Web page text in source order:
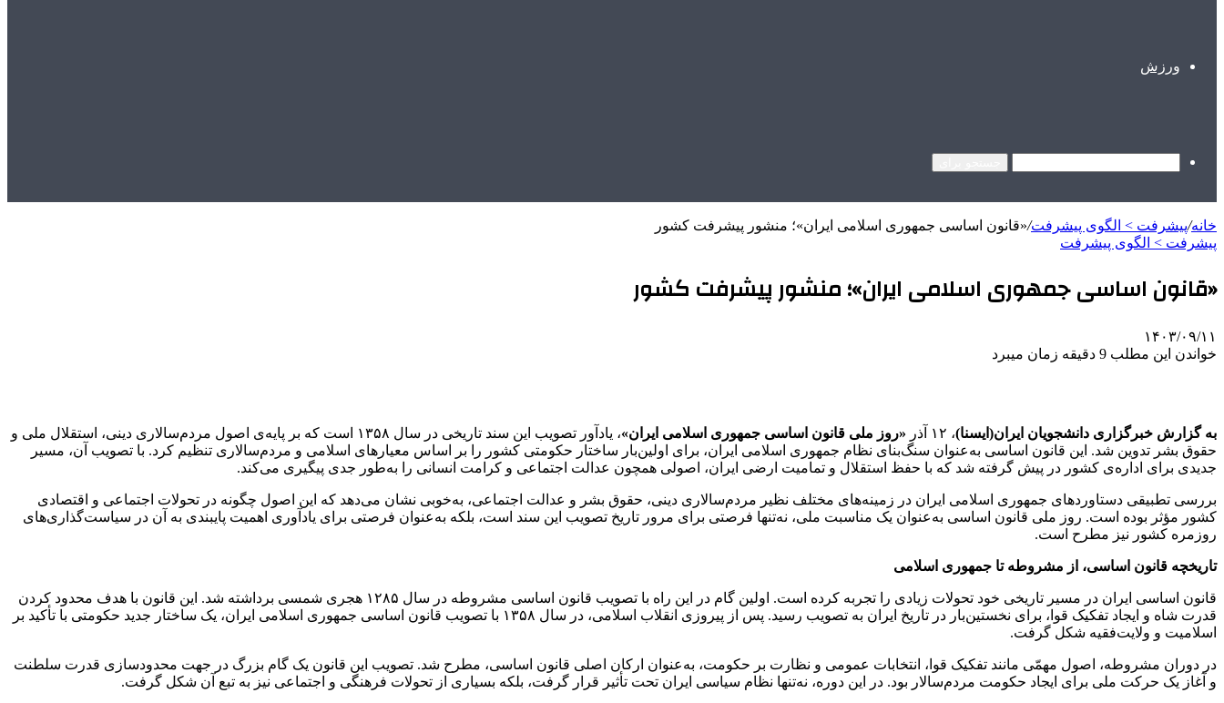
ورزش
خانه/پیشرفت > الگوی پیشرفت/«قانون اساسی جمهوری اسلامی ایران»؛ منشور پیشرفت کشور
پیشرفت > الگوی پیشرفت
«قانون اساسی جمهوری اسلامی ایران»؛ منشور پیشرفت کشور
۱۴۰۳/۰۹/۱۱
خواندن این مطلب 9 دقیقه زمان میبرد
به گزارش خبرگزاری دانشجویان ایران(ایسنا)، ۱۲ آذر «روز ملی قانون اساسی جمهوری اسلامی ایران»
، یادآور تصویب این سند تاریخی در سال ۱۳۵۸ است که بر پایه‌ی اصول مردم‌سالاری دینی، استقلال ملی و
حقوق بشر تدوین شد. این قانون اساسی به‌عنوان سنگ‌بنای نظام جمهوری اسلامی ایران، برای اولین‌بار ساختار حکومتی کشور را بر اساس معیارهای اسلامی و مردم‌سالاری تنظیم کرد. با تصویب آن، مسیر
جدیدی برای اداره‌ی کشور در پیش گرفته شد که با حفظ استقلال و تمامیت ارضی ایران، اصولی همچون عدالت اجتماعی و کرامت انسانی را به‌طور جدی پیگیری می‌کند.
بررسی تطبیقی دستاوردهای جمهوری اسلامی ایران در زمینه‌های مختلف نظیر مردم‌سالاری دینی، حقوق بشر و عدالت اجتماعی، به‌خوبی نشان می‌دهد که این اصول چگونه در تحولات اجتماعی و اقتصادی
کشور مؤثر بوده است. روز ملی قانون اساسی به‌عنوان یک مناسبت ملی، نه‌تنها فرصتی برای مرور تاریخ تصویب این سند است، بلکه به‌عنوان فرصتی برای یادآوری اهمیت پایبندی به آن در سیاست‌گذاری‌های
روزمره کشور نیز مطرح است.
تاریخچه قانون اساسی، از مشروطه تا جمهوری اسلامی
قانون اساسی ایران در مسیر تاریخی خود تحولات زیادی را تجربه کرده است. اولین گام در این راه با تصویب قانون اساسی مشروطه در سال ۱۲۸۵ هجری شمسی برداشته شد. این قانون با هدف محدود کردن
قدرت شاه و ایجاد تفکیک قوا، برای نخستین‌بار در تاریخ ایران به تصویب رسید. پس از پیروزی انقلاب اسلامی، در سال ۱۳۵۸ با تصویب قانون اساسی جمهوری اسلامی ایران، یک ساختار جدید حکومتی با تأکید بر
اسلامیت و ولایت‌فقیه شکل گرفت.
در دوران مشروطه، اصول مهمّی مانند تفکیک قوا، انتخابات عمومی و نظارت بر حکومت، به‌عنوان ارکان اصلی قانون اساسی، مطرح شد. تصویب این قانون یک‌ گام بزرگ در جهت محدودسازی قدرت سلطنت
و آغاز یک حرکت ملی برای ایجاد حکومت مردم‌سالار بود. در این دوره، نه‌تنها نظام سیاسی ایران تحت تأثیر قرار گرفت، بلکه بسیاری از تحولات فرهنگی و اجتماعی نیز به تبع آن شکل گرفت.